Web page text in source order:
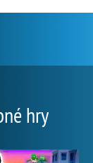
hry